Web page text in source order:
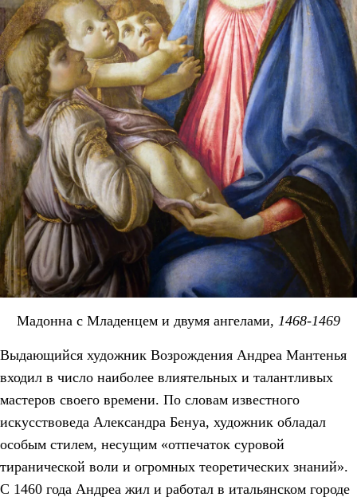
Мадонна с Младенцем и двумя ангелами, 1468-1469
Выдающийся художник Возрождения Андреа Мантенья
входил в число наиболее влиятельных и талантливых
мастеров своего времени. По словам известного
искусствоведа Александра Бенуа, художник обладал
особым стилем, несущим «отпечаток суровой
тиранической воли и огромных теоретических знаний».
С 1460 года Андреа жил и работал в итальянском городе